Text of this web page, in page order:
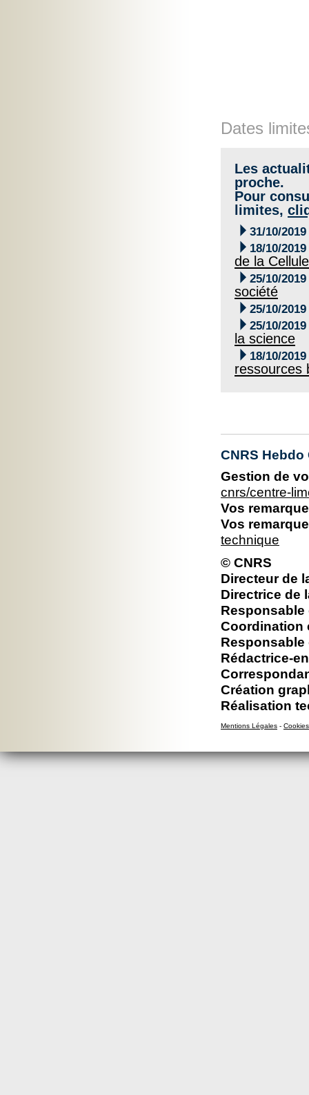
Dates
Les
proche.
Pour
limites,
 31/10/2019
 18/10/2019
de la
 25/10/2019
société
 25/10/2019
 25/10/2019
la science
 18/10/2019
ressources
CNRS
Gestion de
cnrs/centre-
Vos
Vos
technique
© CNRS
Directeur de
Directrice de
Coordination
Rédactrice-
Création
Réalisation
Mentions Légales - Cookies